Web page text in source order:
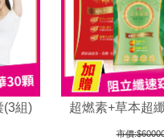
(3組) 超燃素+草本超
市價